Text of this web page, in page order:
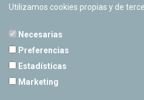
Utilizamos cookies propias y de
Necesarias
Preferencias
Estadísticas
Marketing